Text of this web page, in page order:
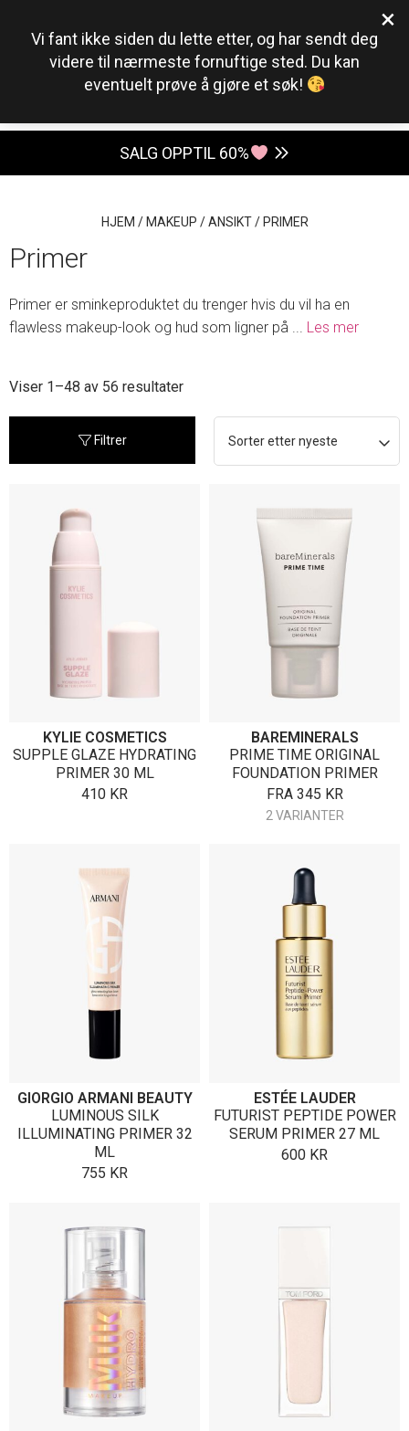
0
SALG OPPTIL 60%
HJEM / MAKEUP /ANSIKT/ PRIMER
Primer
Primer er sminkeproduktet du trenger hvis du vil ha en
flawless makeup-look og hud som ligner på ... Les mer
Viser 1–48 av 56 resultaterSortert
Filtrer
KYLIE COSMETICS
SUPPLE GLAZE HYDRATING
PRIMER 30 ML
410 KR
BAREMINERALS
PRIME TIME ORIGINAL
FOUNDATION PRIMER
FRA 345 KR
2 VARIANTER
GIORGIO ARMANI BEAUTY
LUMINOUS SILK
ILLUMINATING PRIMER 32
ML
755 KR
ESTÉE LAUDER
FUTURIST PEPTIDE POWER
SERUM PRIMER 27 ML
600 KR
×
Vi fant ikke siden du lette etter, og har sendt deg
videre til nærmeste fornuftige sted. Du kan
eventuelt prøve å gjøre et søk!